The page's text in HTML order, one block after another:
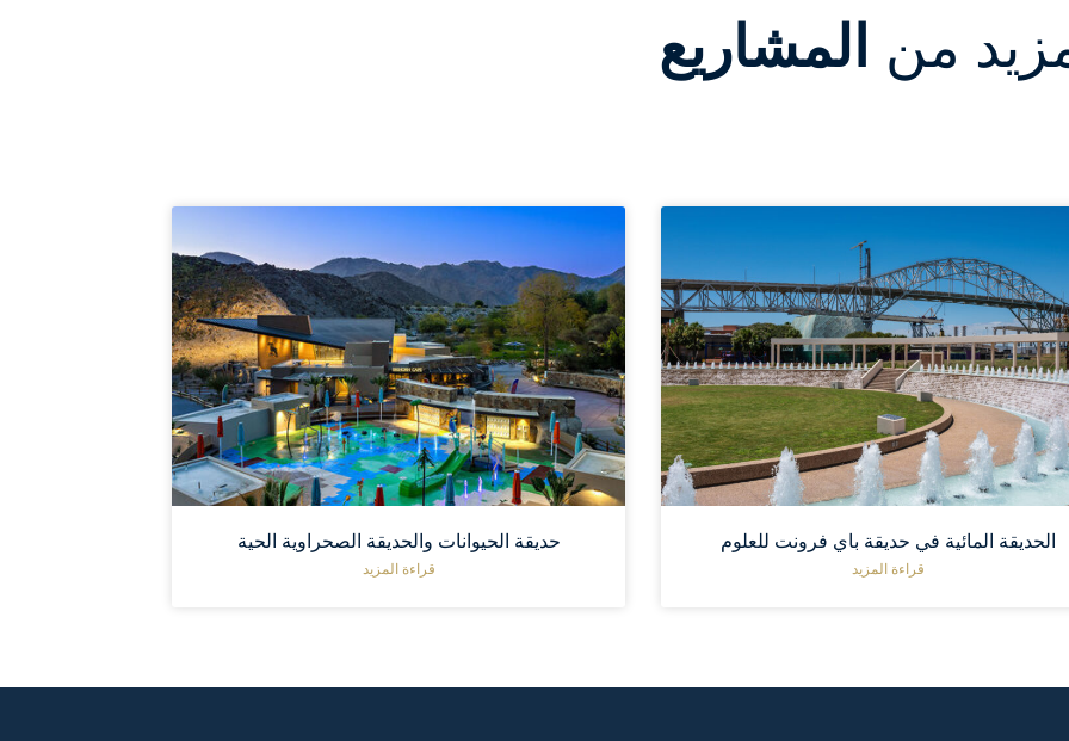
من المشاريع
الحديقة المائية في حديقة باي فرونت للعلوم
قراءة المزيد
حديقة الحيوانات والحديقة الصحراوية الحية
قراءة المزيد